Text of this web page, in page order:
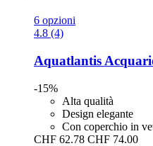
6 opzioni
4.8 (4)
Aquatlantis
-15%
Alta qualità
Design elegante
Con coperchio in
CHF 62.78 CHF 74.00